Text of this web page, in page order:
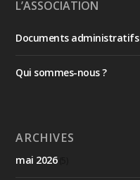
L’ASSOCIATION
Documents administratifs
Qui sommes-nous ?
ARCHIVES
mai 2026(5)